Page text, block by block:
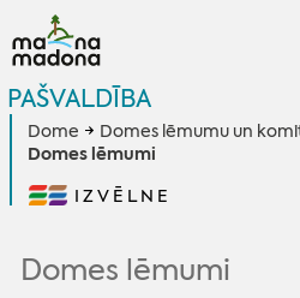
PAŠVALDĪBA
Dome Domes lēmumu un
Domes lēmumi
IZVĒLNE
Domes lēmumi